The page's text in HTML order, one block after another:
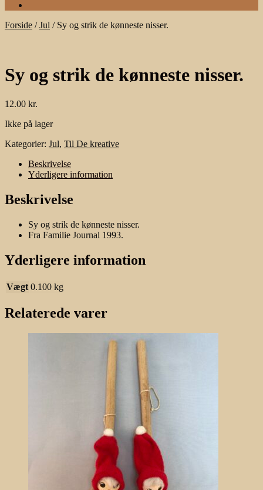
Forside /Jul / Sy og strik de kønneste nisser.
Sy og strik de kønneste nisser.
12.00 kr.
Ikke på lager
Kategorier: Jul, Til De kreative
Beskrivelse
Yderligere information
Beskrivelse
Sy og strik de kønneste nisser.
Fra Familie Journal 1993.
Yderligere information
Vægt 0.100 kg
Relaterede varer